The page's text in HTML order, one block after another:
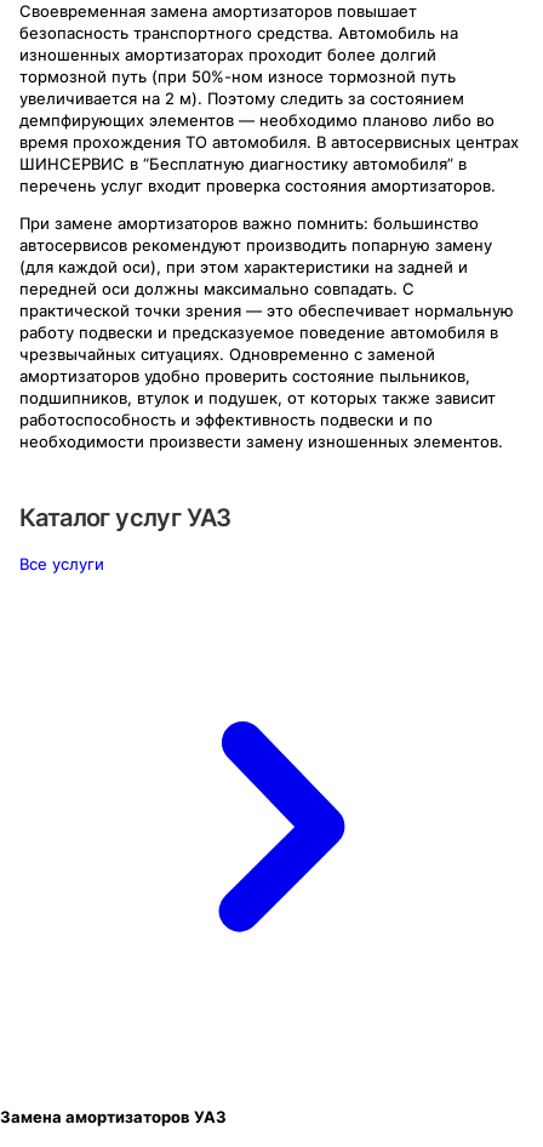
Своевременная замена амортизаторов повышает
безопасность транспортного средства. Автомобиль на
изношенных амортизаторах проходит более долгий
тормозной путь (при 50%-ном износе тормозной путь
увеличивается на 2 м). Поэтому следить за состоянием
демпфирующих элементов — необходимо планово либо во
время прохождения ТО автомобиля. В автосервисных центрах
ШИНСЕРВИС в “Бесплатную диагностику автомобиля” в
перечень услуг входит проверка состояния амортизаторов.
При замене амортизаторов важно помнить: большинство
автосервисов рекомендуют производить попарную замену
(для каждой оси), при этом характеристики на задней и
передней оси должны максимально совпадать. С
практической точки зрения — это обеспечивает нормальную
работу подвески и предсказуемое поведение автомобиля в
чрезвычайных ситуациях. Одновременно с заменой
амортизаторов удобно проверить состояние пыльников,
подшипников, втулок и подушек, от которых также зависит
работоспособность и эффективность подвески и по
необходимости произвести замену изношенных элементов.
Каталог услугУАЗ
Все услуги
Замена амортизаторов УАЗ